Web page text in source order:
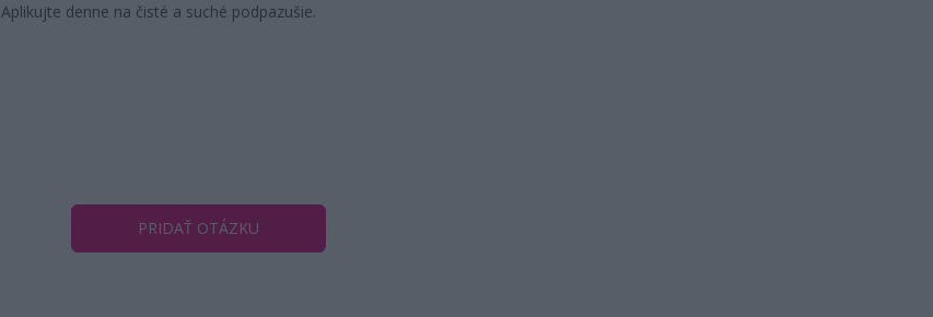
Aplikujte denne na čisté a suché podpazušie.
PRIDAŤ OTÁZKU